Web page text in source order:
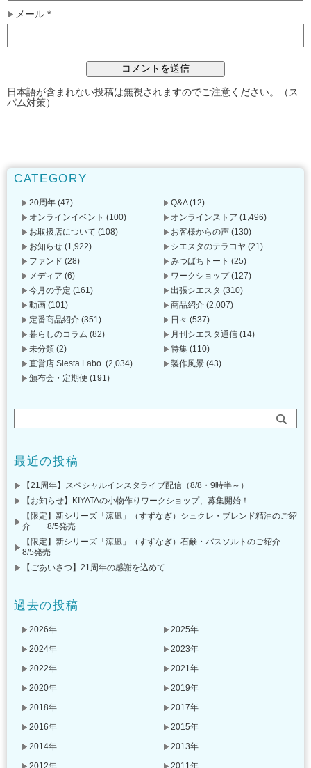
メール *
日本語が含まれない投稿は無視されますのでご注意ください。（ス
パム対策）
CATEGORY
20周年 (47) Q&A(12)
オンラインイベント (100) オンラインストア (1,496)
お取扱店について (108) お客様からの声 (130)
お知らせ (1,922) シエスタのテラコヤ (21)
ファンド (28) みつばちトート (25)
メディア (6) ワークショップ(127)
今月の予定 (161) 出張シエスタ (310)
動画 (101) 商品紹介 (2,007)
定番商品紹介 (351) 日々 (537)
暮らしのコラム (82) 月刊シエスタ通信 (14)
未分類 (2) 特集 (110)
直営店 Siesta Labo. (2,034) 製作風景 (43)
頒布会・定期便 (191)
最近の投稿
【21周年】スペシャルインスタライブ配信（8/8・9時半～）
【お知らせ】KIYATAの小物作りワークショップ、募集開始！
【限定】新シリーズ「涼凪」（すずなぎ）シュクレ・ブレンド精油のご紹
介 8/5発売
【限定】新シリーズ「涼凪」（すずなぎ）石鹸・バスソルトのご紹介
8/5発売
【ごあいさつ】21周年の感謝を込めて
過去の投稿
2026年
2025年
2024年
2023年
2022年
2021年
2020年
2019年
2018年
2017年
2016年
2015年
2014年
2013年
2012年
2011年